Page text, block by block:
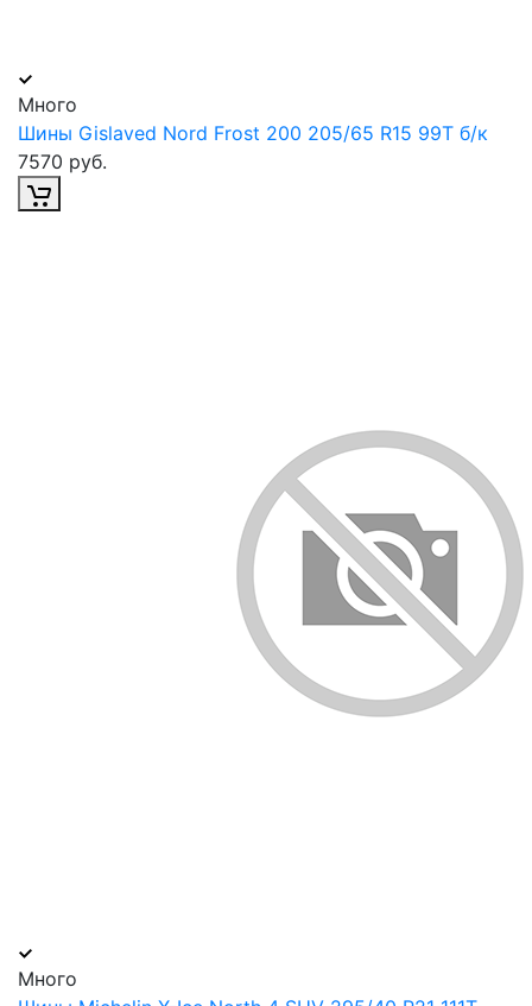
Много
Шины Gislaved Nord Frost 200 205/65 R15 99T б/к
7570 руб.
Много